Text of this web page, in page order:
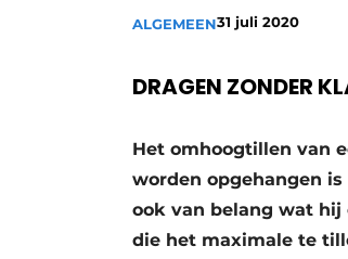
ALGEMEEN31 juli 2020
DRAGEN ZONDER
Het omhoogtillen van
worden opgehangen
ook van belang wat hij
die het maximale te